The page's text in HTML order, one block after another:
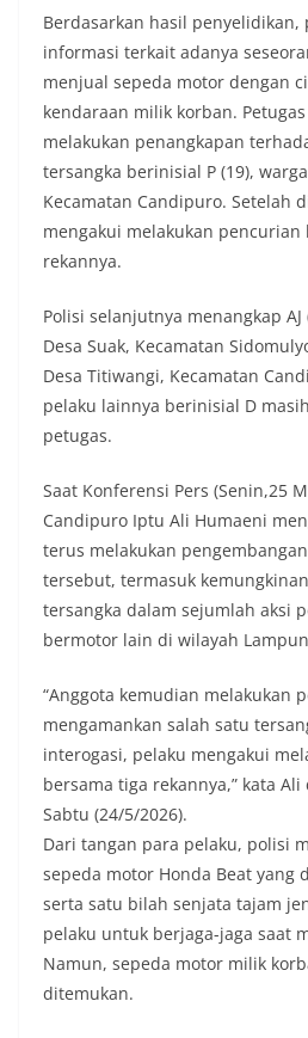
Berdasarkan hasil
informasi terkait adanya
menjual sepeda motor dengan
kendaraan milik korban.
melakukan penangkapan
tersangka berinisial P (19),
Kecamatan Candipuro. Setelah
mengakui melakukan pencurian
rekannya.
Polisi selanjutnya menangkap
Desa Suak, Kecamatan
Desa Titiwangi, Kecamatan
pelaku lainnya berinisial D
petugas.
Saat Konferensi Pers (Senin,25
Candipuro Iptu Ali Humaeni
terus melakukan
tersebut, termasuk
tersangka dalam sejumlah aksi
bermotor lain di wilayah
“Anggota kemudian melakukan
mengamankan salah satu
interogasi, pelaku mengakui
bersama tiga rekannya,” kata
Sabtu (24/5/2026).
Dari tangan para pelaku, polisi
sepeda motor Honda Beat yang
serta satu bilah senjata tajam
pelaku untuk berjaga-jaga saat
Namun, sepeda motor milik
ditemukan.